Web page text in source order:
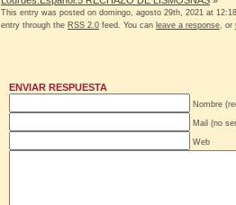
This entry was posted on domingo, agosto 29th, 2021 at
entry through the RSS 2.0 feed. You can leave a response, or
ENVIAR RESPUESTA
Nombre
Mail (no
Web